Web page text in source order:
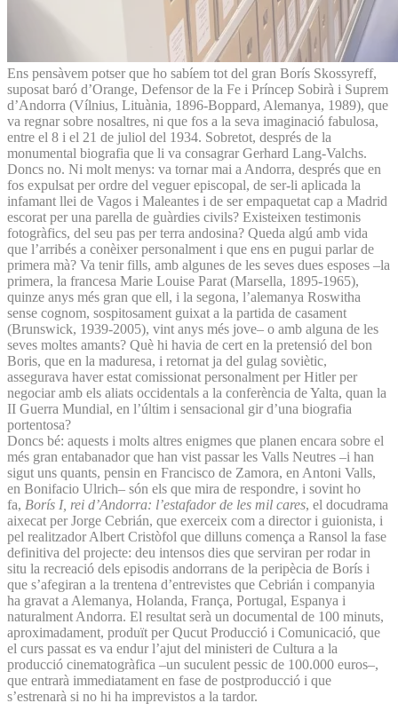
Ens pensàvem potser que ho sabíem tot del gran Borís Skossyreff,
suposat baró d’Orange, Defensor de la Fe i Príncep Sobirà i Suprem
d’Andorra (Vílnius, Lituània, 1896-Boppard, Alemanya, 1989), que
va regnar sobre nosaltres, ni que fos a la seva imaginació fabulosa,
entre el 8 i el 21 de juliol del 1934. Sobretot, després de la
monumental biografia que li va consagrar Gerhard Lang-Valchs.
Doncs no. Ni molt menys: va tornar mai a Andorra, després que en
fos expulsat per ordre del veguer episcopal, de ser-li aplicada la
infamant llei de Vagos i Maleantes i de ser empaquetat cap a Madrid
escorat per una parella de guàrdies civils? Existeixen testimonis
fotogràfics, del seu pas per terra andosina? Queda algú amb vida
que l’arribés a conèixer personalment i que ens en pugui parlar de
primera mà? Va tenir fills, amb algunes de les seves dues esposes –la
primera, la francesa Marie Louise Parat (Marsella, 1895-1965),
quinze anys més gran que ell, i la segona, l’alemanya Roswitha
sense cognom, sospitosament guixat a la partida de casament
(Brunswick, 1939-2005), vint anys més jove– o amb alguna de les
seves moltes amants? Què hi havia de cert en la pretensió del bon
Boris, que en la maduresa, i retornat ja del gulag soviètic,
assegurava haver estat comissionat personalment per Hitler per
negociar amb els aliats occidentals a la conferència de Yalta, quan la
II Guerra Mundial, en l’últim i sensacional gir d’una biografia
portentosa?
Doncs bé: aquests i molts altres enigmes que planen encara sobre el
més gran entabanador que han vist passar les Valls Neutres –i han
sigut uns quants, pensin en Francisco de Zamora, en Antoni Valls,
en Bonifacio Ulrich– són els que mira de respondre, i sovint ho
fa, Borís I, rei d’Andorra: l’estafador de les mil cares, el docudrama
aixecat per Jorge Cebrián, que exerceix com a director i guionista, i
pel realitzador Albert Cristòfol que dilluns comença a Ransol la fase
definitiva del projecte: deu intensos dies que serviran per rodar in
situ la recreació dels episodis andorrans de la peripècia de Borís i
que s’afegiran a la trentena d’entrevistes que Cebrián i companyia
ha gravat a Alemanya, Holanda, França, Portugal, Espanya i
naturalment Andorra. El resultat serà un documental de 100 minuts,
aproximadament, produït per Qucut Producció i Comunicació, que
el curs passat es va endur l’ajut del ministeri de Cultura a la
producció cinematogràfica –un suculent pessic de 100.000 euros–,
que entrarà immediatament en fase de postproducció i que
s’estrenarà si no hi ha imprevistos a la tardor.